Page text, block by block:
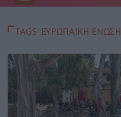
TAGS :ΕΥΡΩΠΑΪΚΉ ΈΝΩΣΗ